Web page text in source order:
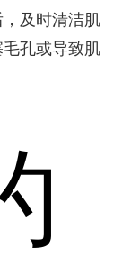
及时清洁肌
孔或导致肌